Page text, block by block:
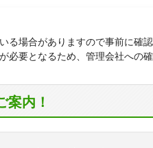
エクセレント八柱アネ
エル・ステージ松戸
カルム六実
る場合がありますので事前に確
必要となるため、管理会社への
案内！